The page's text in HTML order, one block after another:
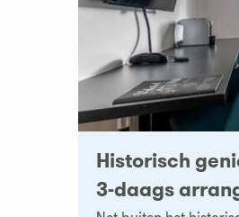
Historisch
3-daags